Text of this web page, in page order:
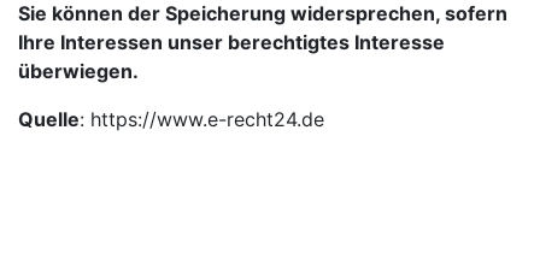
Sie können der Speicherung widersprechen, sofern
Ihre Interessen unser berechtigtes Interesse
überwiegen.
Quelle: https://www.e-recht24.de